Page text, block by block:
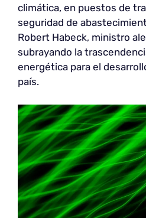
climática, en puestos de
seguridad de
Robert Habeck, ministro
subrayando la
energética para el
país.